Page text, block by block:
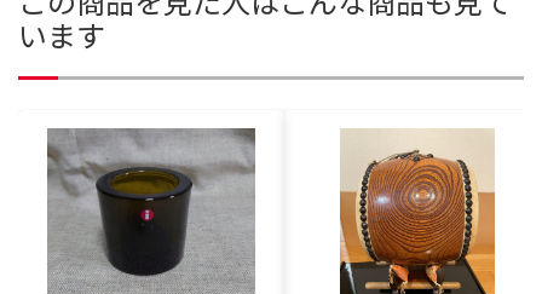
います